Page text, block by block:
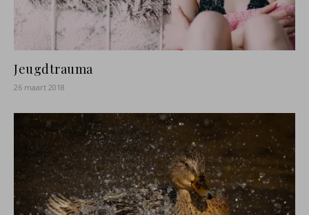
Jeugdtrauma
26 maart 2018